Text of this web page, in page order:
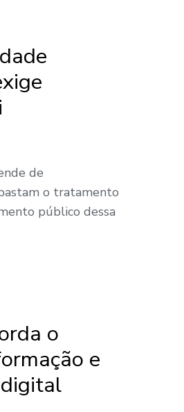
de
o tratamento
público dessa
o
e